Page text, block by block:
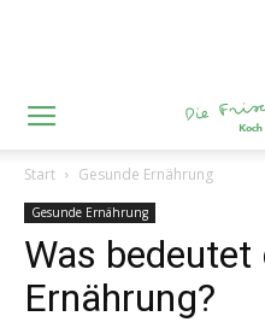
Start Gesunde Ernährung
Gesunde Ernährung
Was bedeutet
Ernährung?